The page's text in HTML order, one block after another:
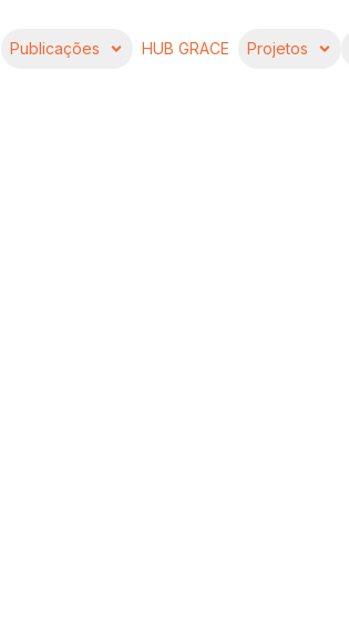
Publicações HUB GRACE Projetos